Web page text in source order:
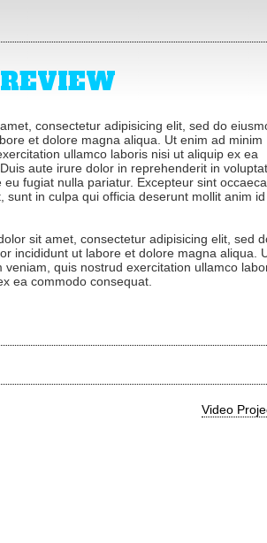
REVIEW
consectetur adipisicing elit, sed do
et dolore magna aliqua. Ut enim ad minim
ullamco laboris nisi ut aliquip ex ea
aute irure dolor in reprehenderit in
eu fugiat nulla pariatur. Excepteur sint
sunt in culpa qui officia deserunt mollit anim
sit amet, consectetur adipisicing elit, sed
incididunt ut labore et dolore magna aliqua.
veniam, quis nostrud exercitation ullamco
ea commodo consequat.
Video